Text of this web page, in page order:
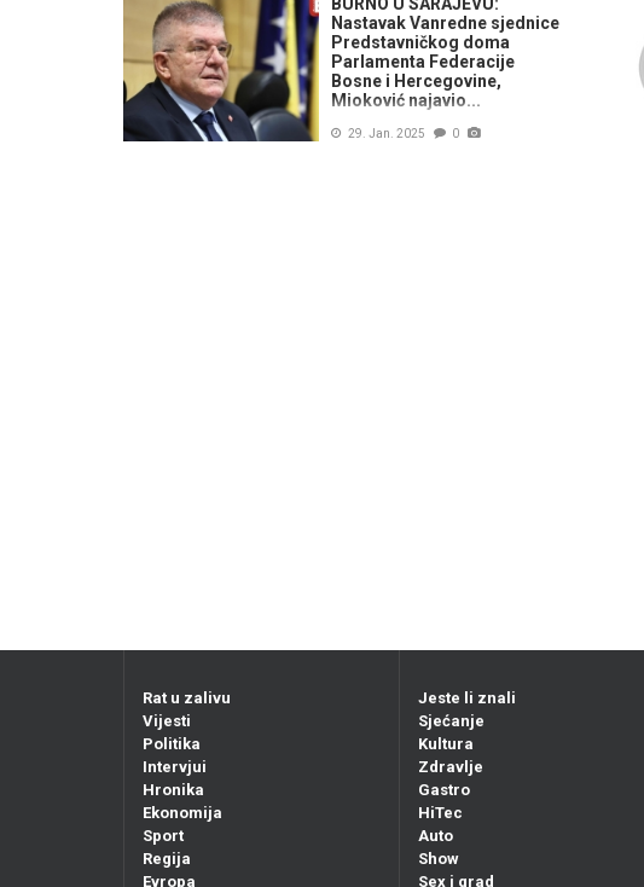
Nastavak Vanredne sjednice
Predstavničkog doma
Parlamenta Federacije
Bosne i Hercegovine,
Mioković najavio...
29. Jan. 2025 0
Rat u zalivu
Vijesti
Politika
Intervjui
Hronika
Ekonomija
Sport
Regija
Evropa
Jeste li znali
Sjećanje
Kultura
Zdravlje
Gastro
HiTec
Auto
Show
Sex i grad